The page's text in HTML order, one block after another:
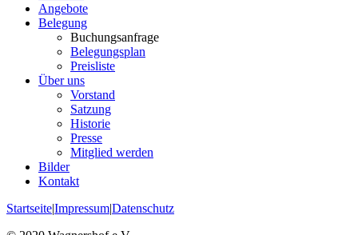
Angebote
Belegung
Buchungsanfrage
Belegungsplan
Preisliste
Über uns
Vorstand
Satzung
Historie
Presse
Mitglied werden
Bilder
Kontakt
Startseite|Impressum|Datenschutz